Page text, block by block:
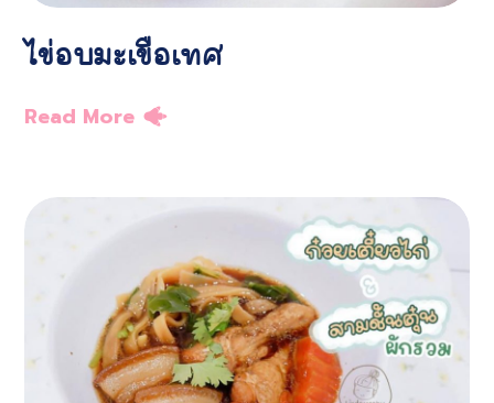
ไข่อบมะเขือเทศ
Read More